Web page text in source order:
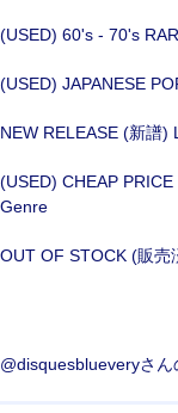
(USED) 60's - 70's
(USED) JAPANESE
NEW RELEASE (新譜)
(USED) CHEAP
Genre
OUT OF STOCK (販売
@disquesblueveryさん